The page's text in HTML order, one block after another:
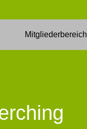
Mitgliederbereich